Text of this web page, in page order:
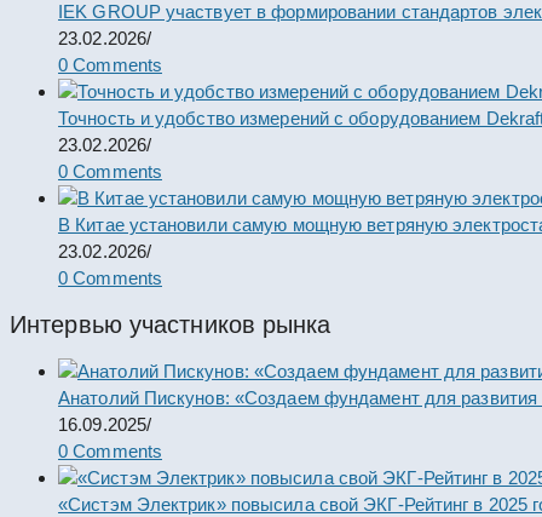
IEK GROUP участвует в формировании стандартов
23.02.2026/
0 Comments
Точность и удобство измерений с оборудованием
23.02.2026/
0 Comments
В Китае установили самую мощную ветряную
23.02.2026/
0 Comments
Интервью участников рынка
Анатолий Пискунов: «Создаем фундамент для развития
16.09.2025/
0 Comments
«Систэм Электрик» повысила свой ЭКГ-Рейтинг в 2025